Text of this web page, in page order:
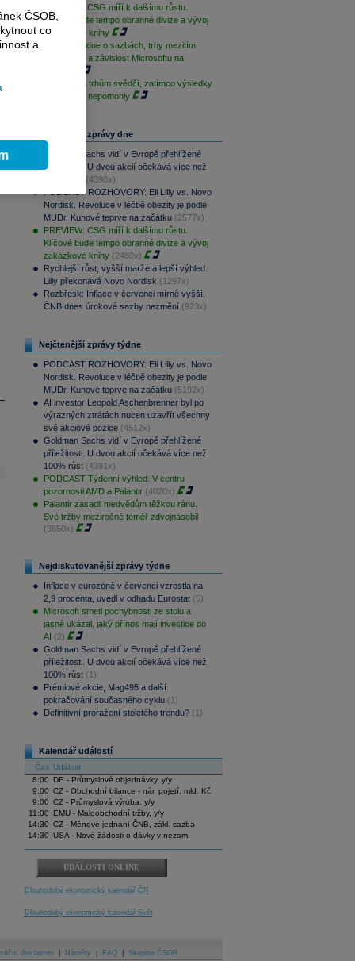
PREVIEW: CSG míří k dalšímu růstu.
Klíčové bude tempo obranné divize a vývoj
zakázkové knihy
ČNB rozhodne o sazbách, trhy mezitím
sledují Írán a závislost Microsoftu na
Geopolitika trhům svědčí, zatímco výsledky
sentimentu nepomohly
Nejčtenější zprávy dne
Goldman Sachs vidí v Evropě přehlížené
příležitosti. U dvou akcií očekává více než
(4390x)
PODCAST ROZHOVORY: Eli Lilly vs. Novo
Nordisk. Revoluce v léčbě obezity je podle
MUDr. Kunové teprve na začátku (2577x)
PREVIEW: CSG míří k dalšímu růstu.
Klíčové bude tempo obranné divize a vývoj
zakázkové knihy (2480x)
Rychlejší růst, vyšší marže a lepší výhled.
Lilly překonává Novo Nordisk (1297x)
Rozbřesk: Inflace v červenci mírně vyšší,
ČNB dnes úrokové sazby nezmění (923x)
Nejčtenější zprávy týdne
PODCAST ROZHOVORY: Eli Lilly vs. Novo
Nordisk. Revoluce v léčbě obezity je podle
MUDr. Kunové teprve na začátku (5192x)
AI investor Leopold Aschenbrenner byl po
výrazných ztrátách nucen uzavřít všechny
své akciové pozice (4512x)
Goldman Sachs vidí v Evropě přehlížené
příležitosti. U dvou akcií očekává více než
100% růst (4391x)
PODCAST Týdenní výhled: V centru
pozornosti AMD a Palantir (4020x)
Palantir zasadil medvědům těžkou ránu.
Své tržby meziročně téměř zdvojnásobil
(3850x)
Nejdiskutovanější zprávy týdne
Inflace v eurozóně v červenci vzrostla na
2,9 procenta, uvedl v odhadu Eurostat (5)
Microsoft smetl pochybnosti ze stolu a
jasně ukázal, jaký přínos mají investice do
AI (2)
Goldman Sachs vidí v Evropě přehlížené
příležitosti. U dvou akcií očekává více než
100% růst (1)
Prémiové akcie, Mag495 a další
pokračování současného cyklu (1)
Definitivní proražení stoletého trendu? (1)
Kalendář událostí
Čas Událost
8:00
DE - Průmyslové objednávky, y/y
9:00 CZ - Obchodní bilance - nár. pojetí, mld. Kč
9:00 CZ - Průmyslová výroba, y/y
11:00
EMU - Maloobchodní tržby, y/y
14:30 CZ - Měnové jednání ČNB, zákl. sazba
14:30 USA - Nové žádosti o dávky v nezam.
UDÁLOSTI ONLINE
Dlouhodobý ekonomický kalendář ČR
Dlouhodobý ekonomický kalendář Svět
disclaimer Náměty FAQ Skupina ČSOB
ČSOB,
co
a